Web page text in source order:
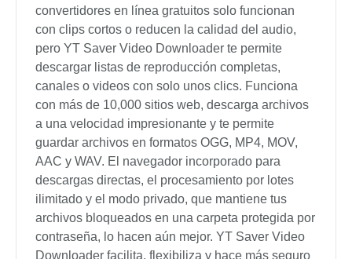
convertidores en línea gratuitos solo funcionan
con clips cortos o reducen la calidad del audio,
pero YT Saver Video Downloader te permite
descargar listas de reproducción completas,
canales o videos con solo unos clics. Funciona
con más de 10,000 sitios web, descarga archivos
a una velocidad impresionante y te permite
guardar archivos en formatos OGG, MP4, MOV,
AAC y WAV. El navegador incorporado para
descargas directas, el procesamiento por lotes
ilimitado y el modo privado, que mantiene tus
archivos bloqueados en una carpeta protegida por
contraseña, lo hacen aún mejor. YT Saver Video
Downloader facilita, flexibiliza y hace más seguro